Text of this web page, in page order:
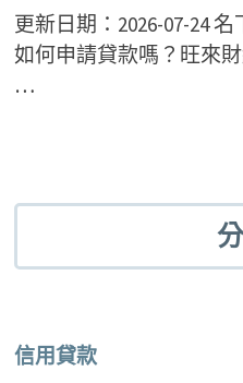
更新日期：2026-07-24
如何申請貸款嗎？旺來
…
信用貸款